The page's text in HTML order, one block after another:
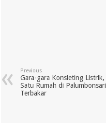
Previous
Gara-gara Konsleting Listrik,
Satu Rumah di Palumbonsari
Terbakar